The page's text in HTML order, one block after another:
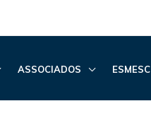
ASSOCIADOS ESMESC